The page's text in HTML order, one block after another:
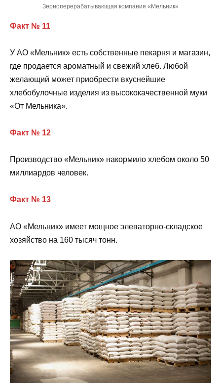
Зерноперерабатывающая компания «Мельник»
Факт № 11
У АО «Мельник» есть собственные пекарня и магазин,
где продается ароматный и свежий хлеб. Любой
желающий может приобрести вкуснейшие
хлебобулочные изделия из высококачественной муки
«От Мельника».
Факт № 12
Производство «Мельник» накормило хлебом около 50
миллиардов человек.
Факт № 13
АО «Мельник» имеет мощное элеваторно-складское
хозяйство на 160 тысяч тонн.